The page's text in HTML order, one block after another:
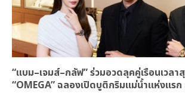
“แบม–เจมส์–กลัฟ” ร่วมอวดลุคคู่เรือนเวลา
“OMEGA” ฉลองเปิดบูติกริมแม่น้ำแห่งแร